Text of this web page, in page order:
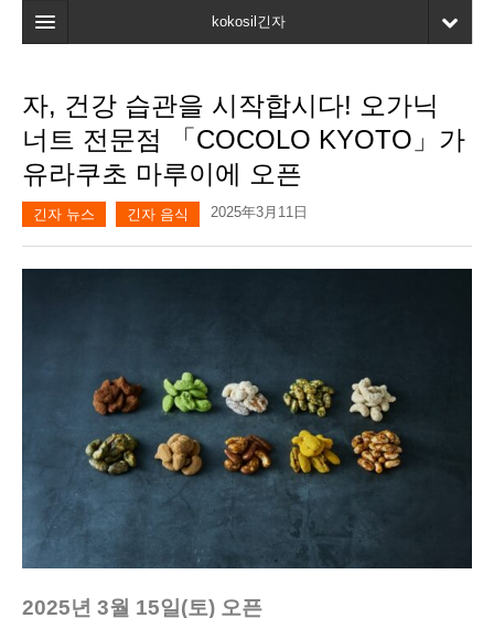
kokosil긴자
검색
최신정보
고객평가
마이페이지
자, 건강 습관을 시작합시다! 오가닉
너트 전문점 「COCOLO KYOTO」가
유라쿠초 마루이에 오픈
긴자 뉴스 긴자 음식 2025年3月11日
2025년 3월 15일(토) 오픈